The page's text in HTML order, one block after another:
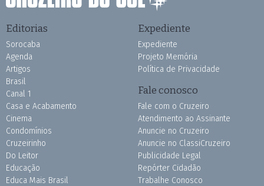
Editorias
Sorocaba
Agenda
Artigos
Brasil
Canal 1
Casa e Acabamento
Cinema
Condomínios
Cruzeirinho
Do Leitor
Educação
Educa Mais Brasil
Expediente
Expediente
Projeto Memória
Política de Privacidade
Fale conosco
Fale com o Cruzeiro
Atendimento ao Assinante
Anuncie no Cruzeiro
Anuncie no ClassiCruzeiro
Publicidade Legal
Repórter Cidadão
Trabalhe Conosco